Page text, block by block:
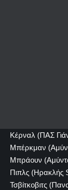
Κέρναλ (ΠΑΣ
Μπέρκμαν
Μπράουν
Πιπλς (Ηρακλής
Τσβίτκοβιτς